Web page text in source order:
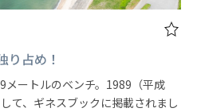
り占め！
メートルのベンチ。1989（平成
て、ギネスブックに掲載されまし